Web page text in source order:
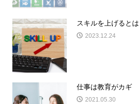
スキルを上げるとは
2023.12.24
仕事は教育がカギ
2021.05.30